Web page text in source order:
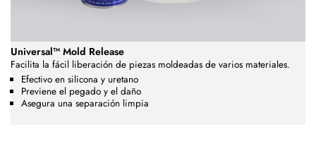
Universal™ Mold Release
Facilita la fácil liberación de piezas moldeadas de varios materiales.
Efectivo en silicona y uretano
Previene el pegado y el daño
Asegura una separación limpia